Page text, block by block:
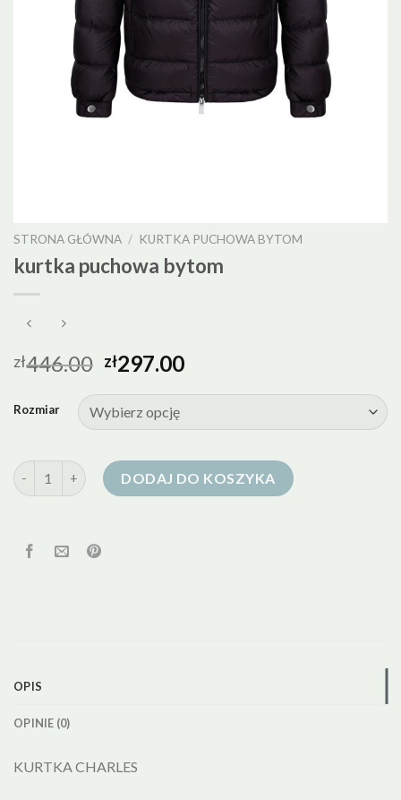
STRONA GŁÓWNA / KURTKA PUCHOWA BYTOM
kurtka puchowa bytom
zł446.00 zł297.00
Rozmiar
ilość kurtka puchowa bytomDODAJ DO KOSZYKA
OPIS
OPINIE (0)
KURTKA CHARLES